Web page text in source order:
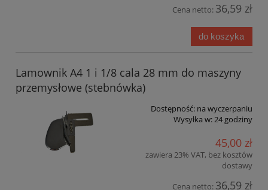
Cena netto: 36,59 zł
do koszyka
Lamownik A4 1 i 1/8 cala 28 mm do maszyny
przemysłowe (stebnówka)
Dostępność: na wyczerpaniu
Wysyłka w:24 godziny
45,00 zł
zawiera 23% VAT, bez kosztów
dostawy
Cena netto: 36,59 zł